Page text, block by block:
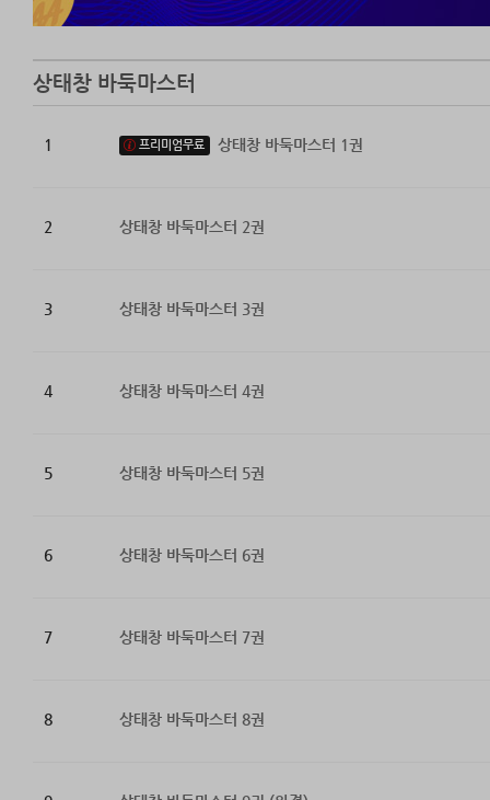
상태창 바둑마스터
1 프리미엄무료 상태창 바둑마스터 1권
2 상태창 바둑마스터 2권
3 상태창 바둑마스터 3권
4 상태창 바둑마스터 4권
5 상태창 바둑마스터 5권
6 상태창 바둑마스터 6권
7 상태창 바둑마스터 7권
8 상태창 바둑마스터 8권